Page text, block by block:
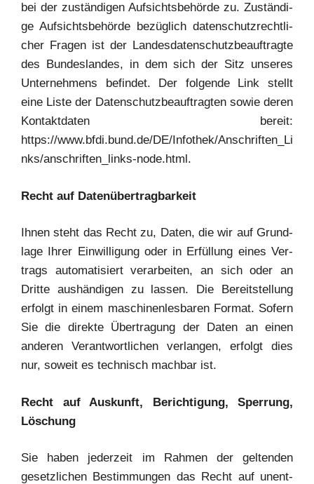
bei der zustän­di­gen Auf­sichts­be­hör­de zu. Zustän­di­
ge Auf­sichts­be­hör­de bezüg­lich daten­schutz­recht­li­
cher Fra­gen ist der Lan­des­da­ten­schutz­be­auf­trag­te
des Bun­des­lan­des, in dem sich der Sitz unse­res
Unter­neh­mens befin­det. Der fol­gen­de Link stellt
eine Lis­te der Daten­schutz­be­auf­trag­ten sowie deren
Kon­takt­da­ten bereit:
https://www.bfdi.bund.de/DE/Infothek/Anschriften_Li
nks/anschriften_links-node.html.
Recht auf Datenübertragbarkeit
Ihnen steht das Recht zu, Daten, die wir auf Grund­
la­ge Ihrer Ein­wil­li­gung oder in Erfül­lung eines Ver­
trags auto­ma­ti­siert ver­ar­bei­ten, an sich oder an
Drit­te aus­hän­di­gen zu las­sen. Die Bereit­stel­lung
erfolgt in einem maschi­nen­les­ba­ren For­mat. Sofern
Sie die direk­te Über­tra­gung der Daten an einen
ande­ren Ver­ant­wort­li­chen ver­lan­gen, erfolgt dies
nur, soweit es tech­nisch mach­bar ist.
Recht auf Aus­kunft, Berich­ti­gung, Sper­rung,
Löschung
Sie haben jeder­zeit im Rah­men der gel­ten­den
gesetz­li­chen Bestim­mun­gen das Recht auf unent­